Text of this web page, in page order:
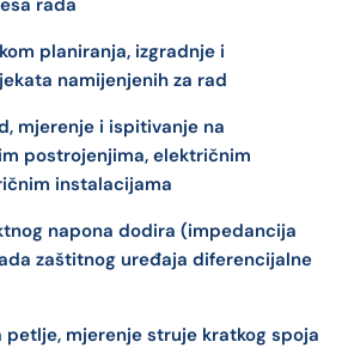
planiranja, izgradnje i
namijenjenih za rad
mjerenje i ispitivanje na
postrojenjima, električnim
instalacijama
napona dodira (impedancija
zaštitnog uređaja diferencijalne
mjerenje struje kratkog spoja